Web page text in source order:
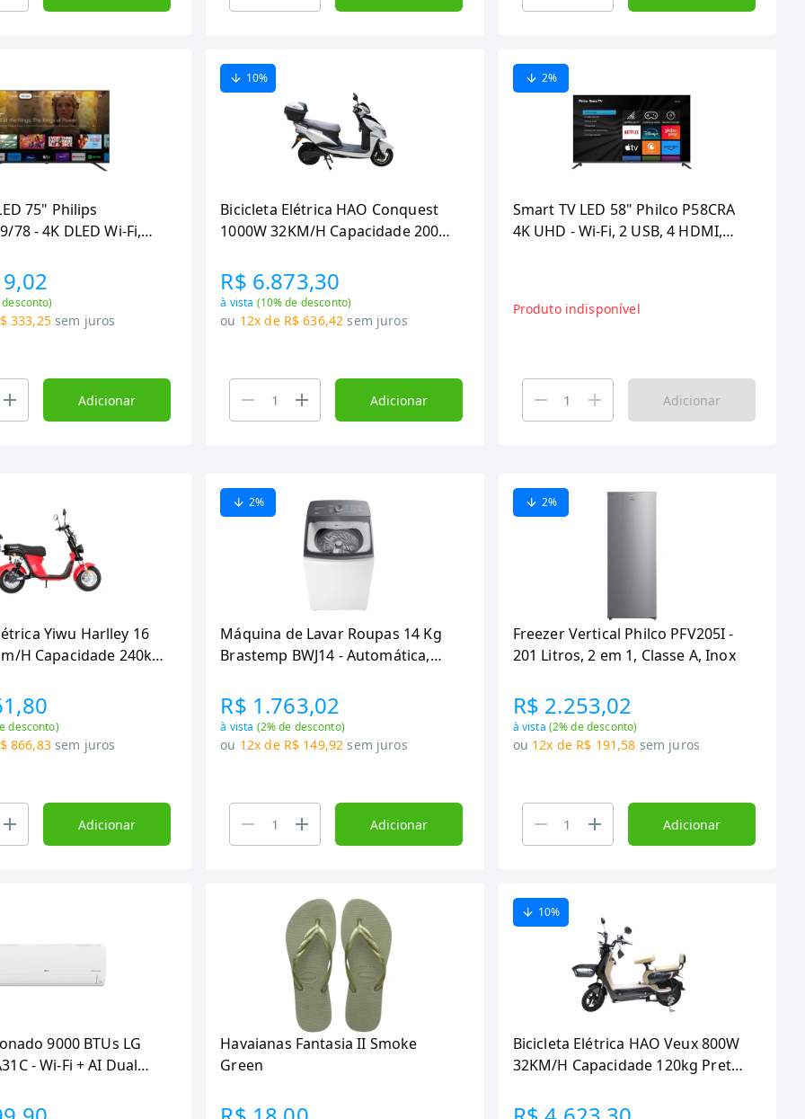
75" Philips
78 - 4K DLED Wi-Fi,
desconto)
333,25 sem juros
Adicionar
10%
Bicicleta Elétrica HAO Conquest
1000W 32KM/H Capacidade 200Kg
R$ 6.873,30
à vista (10% de desconto)
ou 12x de R$ 636,42 sem juros
Adicionar
2%
Smart TV LED 58" Philco P58CRA
4K UHD - Wi-Fi, 2 USB, 4 HDMI,
Produto indisponível
Adicionar
Yiwu Harlley 16
H Capacidade 240kg
desconto)
866,83 sem juros
Adicionar
2%
Máquina de Lavar Roupas 14 Kg
Brastemp BWJ14 - Automática,
R$ 1.763,02
à vista (2% de desconto)
ou 12x de R$ 149,92 sem juros
Adicionar
2%
Freezer Vertical Philco PFV205I -
201 Litros, 2 em 1, Classe A, Inox
R$ 2.253,02
à vista (2% de desconto)
ou 12x de R$ 191,58 sem juros
Adicionar
9000 BTUs LG
- Wi-Fi + AI Dual
Havaianas Fantasia II Smoke
Green
10%
Bicicleta Elétrica HAO Veux 800W
32KM/H Capacidade 120kg Preta